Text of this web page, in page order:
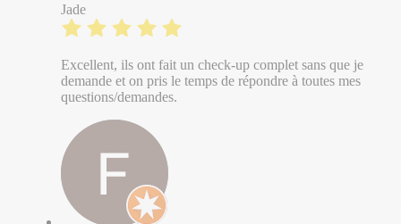
Jade
Excellent, ils ont fait un check-up complet sans que je
demande et on pris le temps de répondre à toutes mes
questions/demandes.